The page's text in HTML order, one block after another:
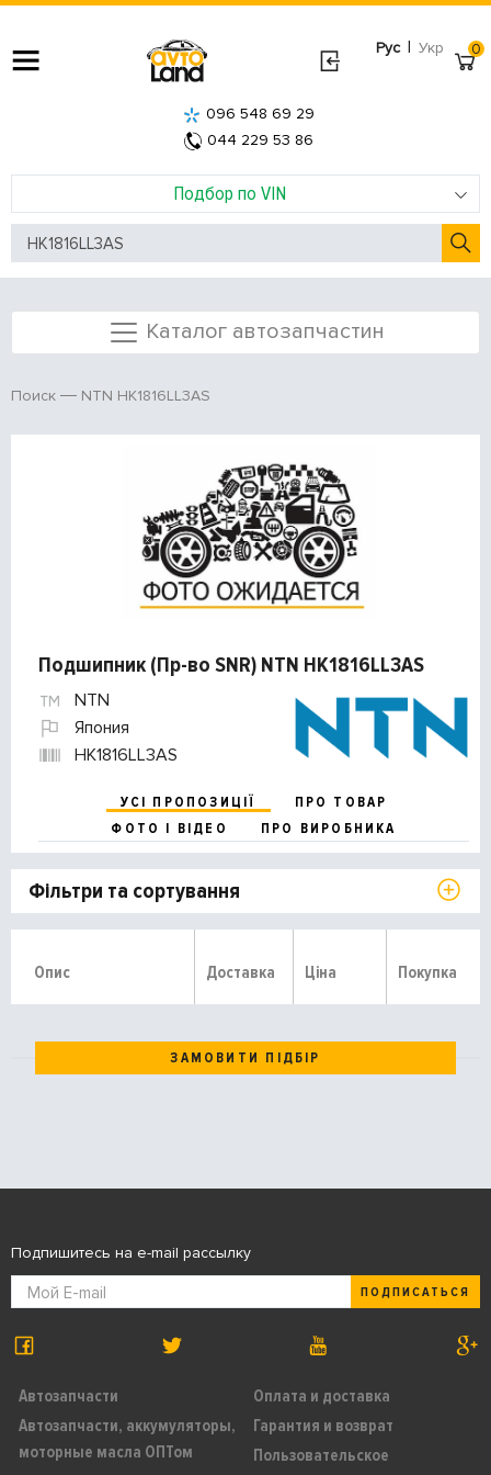
Рус | Укр
Подбор по VIN
096 548 69 29
044 229 53 86
0
Каталог автозапчастин
Поиск NTN HK1816LL3AS
Подшипник (Пр-во SNR) NTN HK1816LL3AS
NTN
Япония
HK1816LL3AS
УСІ ПРОПОЗИЦІЇ
ПРО ТОВАР
ФОТО І ВІДЕО
ПРО ВИРОБНИКА
Фільтри та сортування
Опис Доставка Ціна Покупка
ЗАМОВИТИ ПІДБІР
Автозапчасти
Автозапчасти, аккумуляторы,
моторные масла ОПТом
Оплата и доставка
Гарантия и возврат
Пользовательское
Подпишитесь на e-mail рассылку
ПОДПИСАТЬСЯ